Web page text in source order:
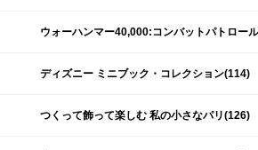
ウォーハンマー40,000:コンバットパトロー
ディズニー ミニブック・コレクション(114)
つくって飾って楽しむ 私の小さなパリ(126)